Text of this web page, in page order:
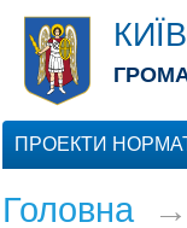
ПРОЕКТИ
Головна→